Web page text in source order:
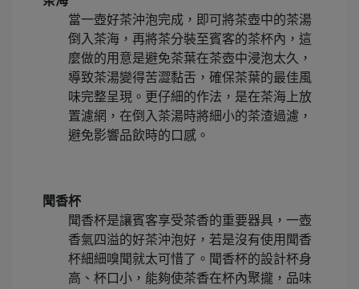
當一壺好茶沖泡完成，即可將茶壺中的茶湯
倒入茶海，再將茶分裝至賓客的茶杯內，這
麼做的用意是避免茶葉在茶壺中浸泡太久，
導致茶湯變得苦澀黏舌，確保茶葉的最佳風
味完整呈現。更仔細的作法，是在茶海上放
置濾網，在倒入茶湯時將細小的茶渣過濾，
避免影響品飲時的口感。
聞香杯
聞香杯是讓賓客享受茶香的重要器具，一壺
香氣四溢的好茶沖泡好，若是沒有使用聞香
杯細細嗅聞就太可惜了。聞香杯的設計杯身
高、杯口小，能夠使茶香在杯內聚攏，品味